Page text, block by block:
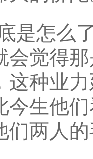
是怎么
会觉得
这种业
今生他
们两人